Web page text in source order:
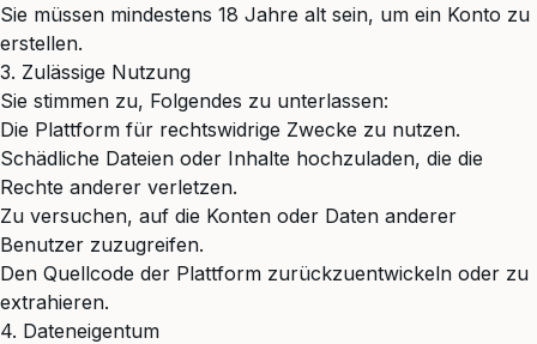
Sie müssen mindestens 18 Jahre alt sein, um ein Konto zu
erstellen.
3. Zulässige Nutzung
Sie stimmen zu, Folgendes zu unterlassen:
Die Plattform für rechtswidrige Zwecke zu nutzen.
Schädliche Dateien oder Inhalte hochzuladen, die die
Rechte anderer verletzen.
Zu versuchen, auf die Konten oder Daten anderer
Benutzer zuzugreifen.
Den Quellcode der Plattform zurückzuentwickeln oder zu
extrahieren.
4. Dateneigentum